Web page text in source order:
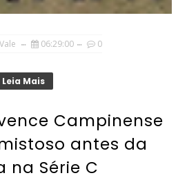
06:29:00 0
Leia Mais
Campinense
antes da
na Série C